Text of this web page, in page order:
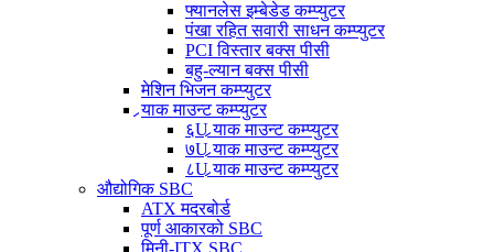
फ्यानलेस इम्बेडेड कम्प्युटर
पंखा रहित सवारी साधन कम्प्युटर
PCI विस्तार बक्स पीसी
बहु-ल्यान बक्स पीसी
मेशिन भिजन कम्प्युटर
र्‍याक माउन्ट कम्प्युटर
६U र्‍याक माउन्ट कम्प्युटर
७U र्‍याक माउन्ट कम्प्युटर
८U र्‍याक माउन्ट कम्प्युटर
औद्योगिक SBC
ATX मदरबोर्ड
पूर्ण आकारको SBC
मिनी-ITX SBC